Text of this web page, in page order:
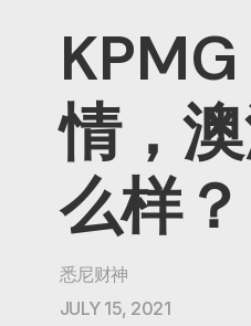
情，
么样？
悉尼财神
JULY 15, 2021